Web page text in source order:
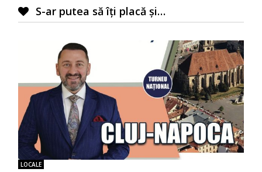
S-ar putea să îți placă și…
LOCALE